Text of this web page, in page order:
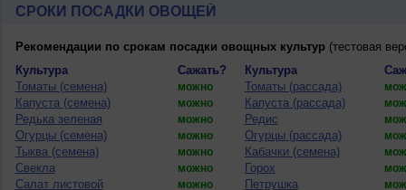
СРОКИ ПОСАДКИ ОВОЩЕЙ
Рекомендации по срокам посадки овощных культур(тестовая
Культура
Сажать? Культура
Томаты (семена)
можно Томаты (рассада)
Капуста (семена) можно Капуста (рассада)
Редька зеленая можно Редис
Огурцы (семена) можно Огурцы (рассада)
Тыква (семена) можно Кабачки (семена)
Свекла можно Горох
Салат листовой можно Петрушка